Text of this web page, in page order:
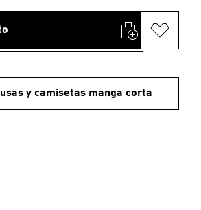
y camisetas manga corta